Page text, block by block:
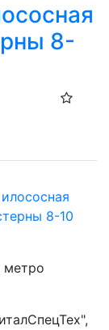
8-
8-10
метро